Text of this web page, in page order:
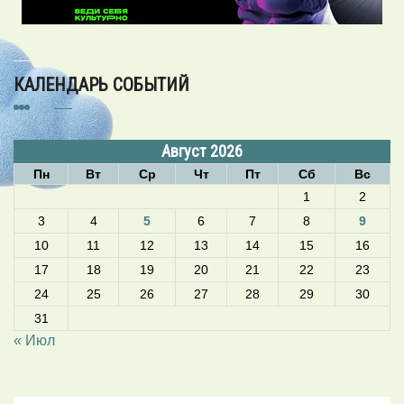
КАЛЕНДАРЬ СОБЫТИЙ
Август 2026
Пн Вт Ср Чт Пт Сб
Вс
1
2
3
4 5 6 7 8
9
10
11 12 13 14 15
16
17
18 19 20 21 22
23
24
25 26 27 28 29
30
31
« Июл